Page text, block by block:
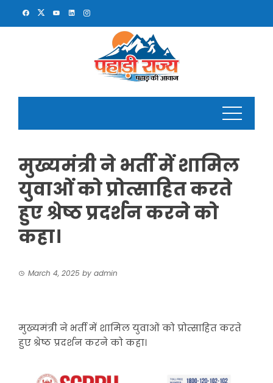
मुख्यमंत्री ने भर्ती में शामिल
युवाओं को प्रोत्साहित करते
हुए श्रेष्ठ प्रदर्शन करने को
कहा।
March 4, 2025 by admin
मुख्यमंत्री ने भर्ती में शामिल युवाओं को प्रोत्साहित करते
हुए श्रेष्ठ प्रदर्शन करने को कहा।